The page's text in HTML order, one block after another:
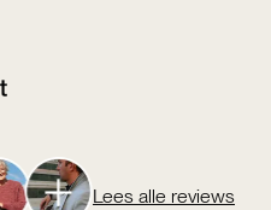
Lees alle reviews